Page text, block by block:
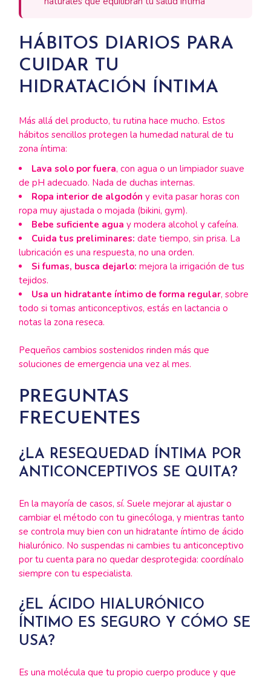
HÁBITOS DIARIOS PARA
CUIDAR TU
HIDRATACIÓN ÍNTIMA
Más allá del producto, tu rutina hace mucho. Estos
hábitos sencillos protegen la humedad natural de tu
zona íntima:
Lava solo por fuera, con agua o un limpiador suave
de pH adecuado. Nada de duchas internas.
Ropa interior de algodón y evita pasar horas con
ropa muy ajustada o mojada (bikini, gym).
Bebe suficiente agua y modera alcohol y cafeína.
Cuida tus preliminares: date tiempo, sin prisa. La
lubricación es una respuesta, no una orden.
Si fumas, busca dejarlo: mejora la irrigación de tus
tejidos.
Usa un hidratante íntimo de forma regular, sobre
todo si tomas anticonceptivos, estás en lactancia o
notas la zona reseca.
Pequeños cambios sostenidos rinden más que
soluciones de emergencia una vez al mes.
PREGUNTAS
FRECUENTES
¿LA RESEQUEDAD ÍNTIMA POR
ANTICONCEPTIVOS SE QUITA?
En la mayoría de casos, sí. Suele mejorar al ajustar o
cambiar el método con tu ginecóloga, y mientras tanto
se controla muy bien con un hidratante íntimo de ácido
hialurónico. No suspendas ni cambies tu anticonceptivo
por tu cuenta para no quedar desprotegida: coordínalo
siempre con tu especialista.
¿EL ÁCIDO HIALURÓNICO
ÍNTIMO ES SEGURO Y CÓMO SE
USA?
Es una molécula que tu propio cuerpo produce y que